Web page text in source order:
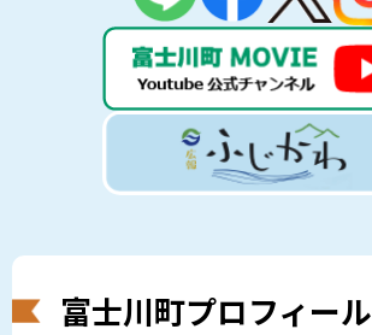
富士川町プロフィール